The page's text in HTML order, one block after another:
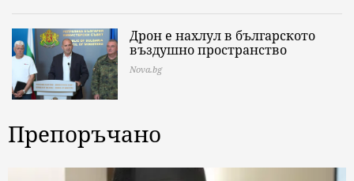
Дрон е нахлул в българското
въздушно пространство
Nova.bg
Препоръчано